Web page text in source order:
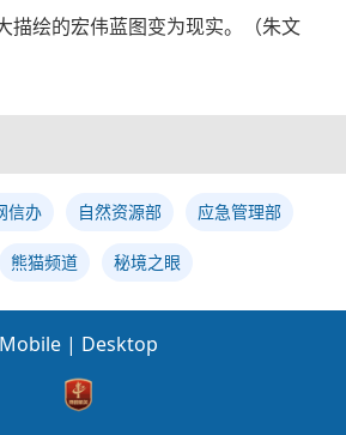
描绘的宏伟蓝图变为现实。（朱文
信办 自然资源部 应急管理部
熊猫频道 秘境之眼
Mobile | Desktop